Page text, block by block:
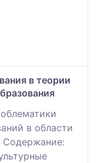
в теории
в области
Содержание: